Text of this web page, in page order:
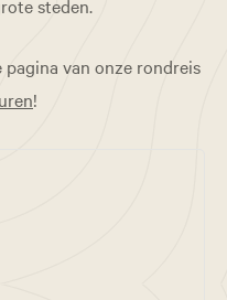
steden.
pagina van onze rondreis
!